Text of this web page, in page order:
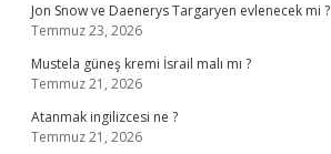
Jon Snow ve Daenerys Targaryen evlenecek mi ?
Temmuz 23, 2026
Mustela güneş kremi İsrail malı mı ?
Temmuz 21, 2026
Atanmak ingilizcesi ne ?
Temmuz 21, 2026